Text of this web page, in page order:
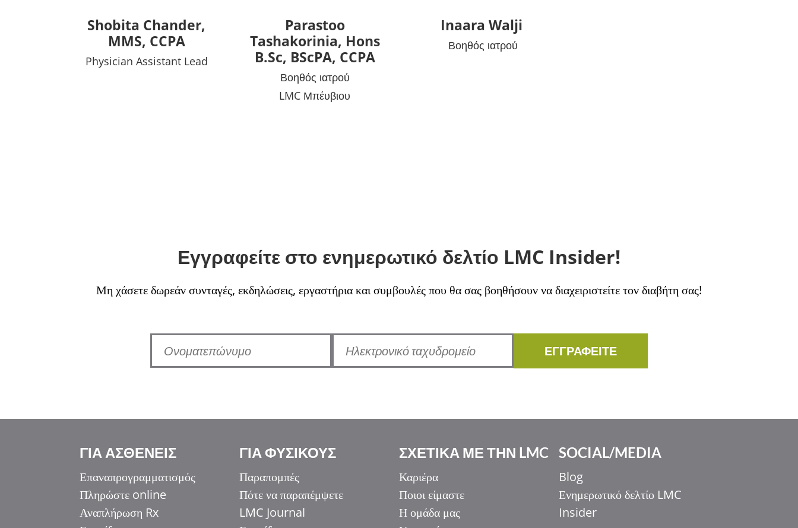
Shobita Chander,
MMS, CCPA
Physician Assistant Lead
Parastoo
Tashakorinia, Hons
B.Sc, BScPA, CCPA
Βοηθός ιατρού
LMC Μπέυβιου
Inaara Walji
Βοηθός ιατρού
Εγγραφείτε στο ενημερωτικό δελτίο LMC Insider!
Μη χάσετε δωρεάν συνταγές, εκδηλώσεις, εργαστήρια και συμβουλές που θα σας βοηθήσουν να διαχειριστείτε τον διαβήτη σας!
ΕΓΓΡΑΦΕΙΤΕ
ΓΙΑ ΑΣΘΕΝΕΙΣ
Επαναπρογραμματισμός
Πληρώστε online
Αναπλήρωση Rx
ΓΙΑ ΦΥΣΙΚΟΥΣ
Παραπομπές
Πότε να παραπέμψετε
LMC Journal
ΣΧΕΤΙΚΑ ΜΕ ΤΗΝ LMC
Καριέρα
Ποιοι είμαστε
Η ομάδα μας
SOCIAL/MEDIA
Blog
Ενημερωτικό δελτίο LMC
Insider
हिन्दी
اردو
香港中文